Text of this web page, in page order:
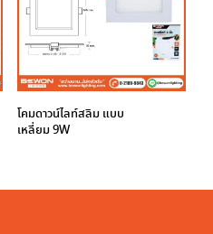
โคมดาวน์ไลท์สลิม แบบ
เหลี่ยม 9W